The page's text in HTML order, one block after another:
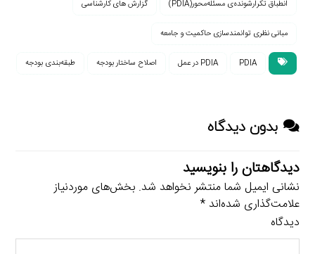
انطباق تکرارشونده‌ی مسئله‌محور(PDIA) گزارش های کارشناسی
مبانی نظری توانمندسازی حاکمیت و جامعه
PDIA PDIA در عمل اصلاح ساختار بودجه طبقه‌بندی بودجه
بدون دیدگاه
دیدگاهتان را بنویسید
نشانی ایمیل شما منتشر نخواهد شد. بخش‌های موردنیاز
علامت‌گذاری شده‌اند*
دیدگاه